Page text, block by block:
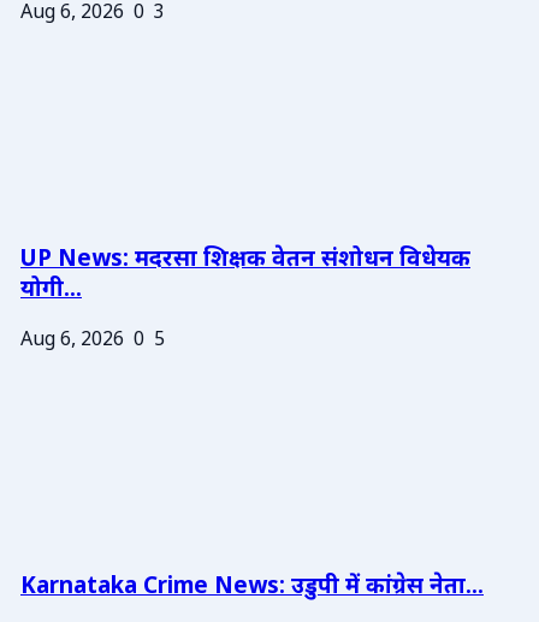
Aug 6, 2026 0 3
UP News: मदरसा शिक्षक वेतन संशोधन विधेयक
योगी...
Aug 6, 2026 0 5
Karnataka Crime News: उडुपी में कांग्रेस नेता...